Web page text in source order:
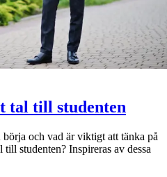
tal till studenten
och vad är viktigt att tänka på
studenten? Inspireras av dessa